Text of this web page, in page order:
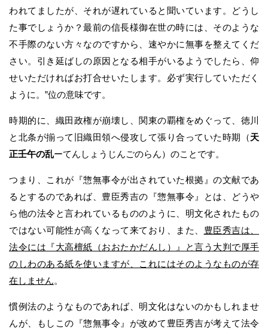
われてましたが、それが遅れていると聞いています。どうし
た事でしょうか？最前の信長様御在世の時には、そのような
不手際のない方々なのですから、速やかに無事を整えてくだ
さい。引き延ばしの原因となる相手がいるようでしたら、仰
せいただければお打合せいたします。必ず実行していただく
ように。”位の意味です。
時期的に、織田政権が崩壊し、関東の覇権をめぐって、徳川
と北条が揃って旧織田領へ侵攻して張り合っていた時期（天
正壬午の乱ーてんしょうじんごのらん）のことです。
つまり、これが『惣無事令が出されていた根拠』の文献であ
るとするのであれば、豊臣秀吉の『惣無事令』とは、どうや
ら他の法令と言われているもののように、明文化されたもの
ではない可能性が高くなって来ており、また、 豊臣秀吉は、
法令には『大高檀紙（おおたかだんし）』と言う大判で厚手
のしわのある紙を使いますが、これにはそのようなものが存
在しません。
慣例法のようなものであれば、明文化はないのかもしれませ
んが、もしこの『惣無事令』が改めて豊臣秀吉が考えて法令